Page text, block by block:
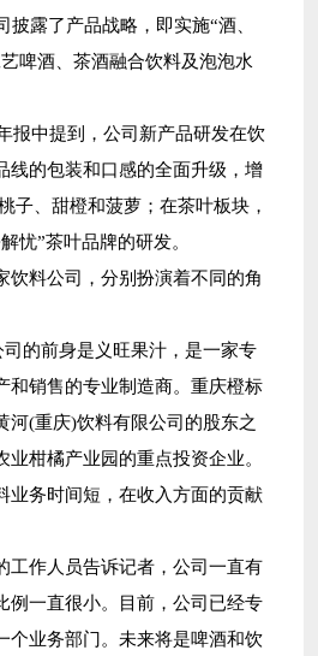
披露了产品战略，即实施“酒、
啤酒、茶酒融合饮料及泡泡水
报中提到，公司新产品研发在饮
线的包装和口感的全面升级，增
子、甜橙和菠萝；在茶叶板块，
忧”茶叶品牌的研发。
饮料公司，分别扮演着不同的角
的前身是义旺果汁，是一家专
和销售的专业制造商。重庆橙标
河(重庆)饮料有限公司的股东之
柑橘产业园的重点投资企业。
业务时间短，在收入方面的贡献
工作人员告诉记者，公司一直有
例一直很小。目前，公司已经专
个业务部门。未来将是啤酒和饮